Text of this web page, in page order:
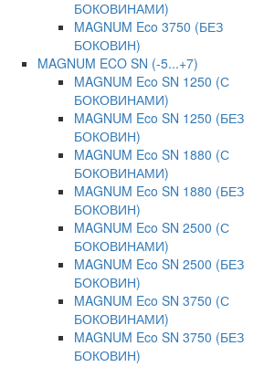
БОКОВИНАМИ)
MAGNUM Eco 3750 (БЕЗ
БОКОВИН)
MAGNUM ECO SN (-5...+7)
MAGNUM Eco SN 1250 (С
БОКОВИНАМИ)
MAGNUM Eco SN 1250 (БЕЗ
БОКОВИН)
MAGNUM Eco SN 1880 (С
БОКОВИНАМИ)
MAGNUM Eco SN 1880 (БЕЗ
БОКОВИН)
MAGNUM Eco SN 2500 (С
БОКОВИНАМИ)
MAGNUM Eco SN 2500 (БЕЗ
БОКОВИН)
MAGNUM Eco SN 3750 (С
БОКОВИНАМИ)
MAGNUM Eco SN 3750 (БЕЗ
БОКОВИН)